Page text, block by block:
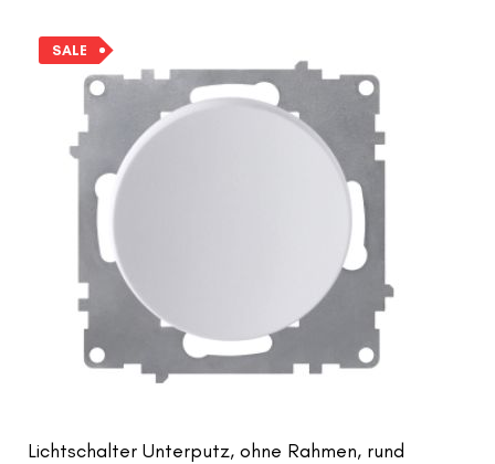
SALE
Lichtschalter Unterputz, ohne Rahmen, rund